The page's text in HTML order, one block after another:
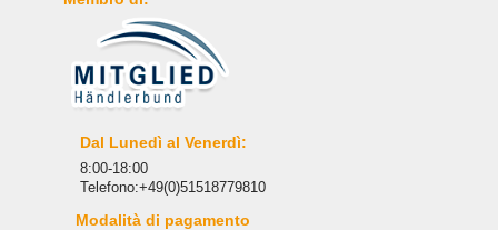
Dal Lunedì al Venerdì:
8:00-18:00
Telefono:+49(0)51518779810
Modalità di pagamento